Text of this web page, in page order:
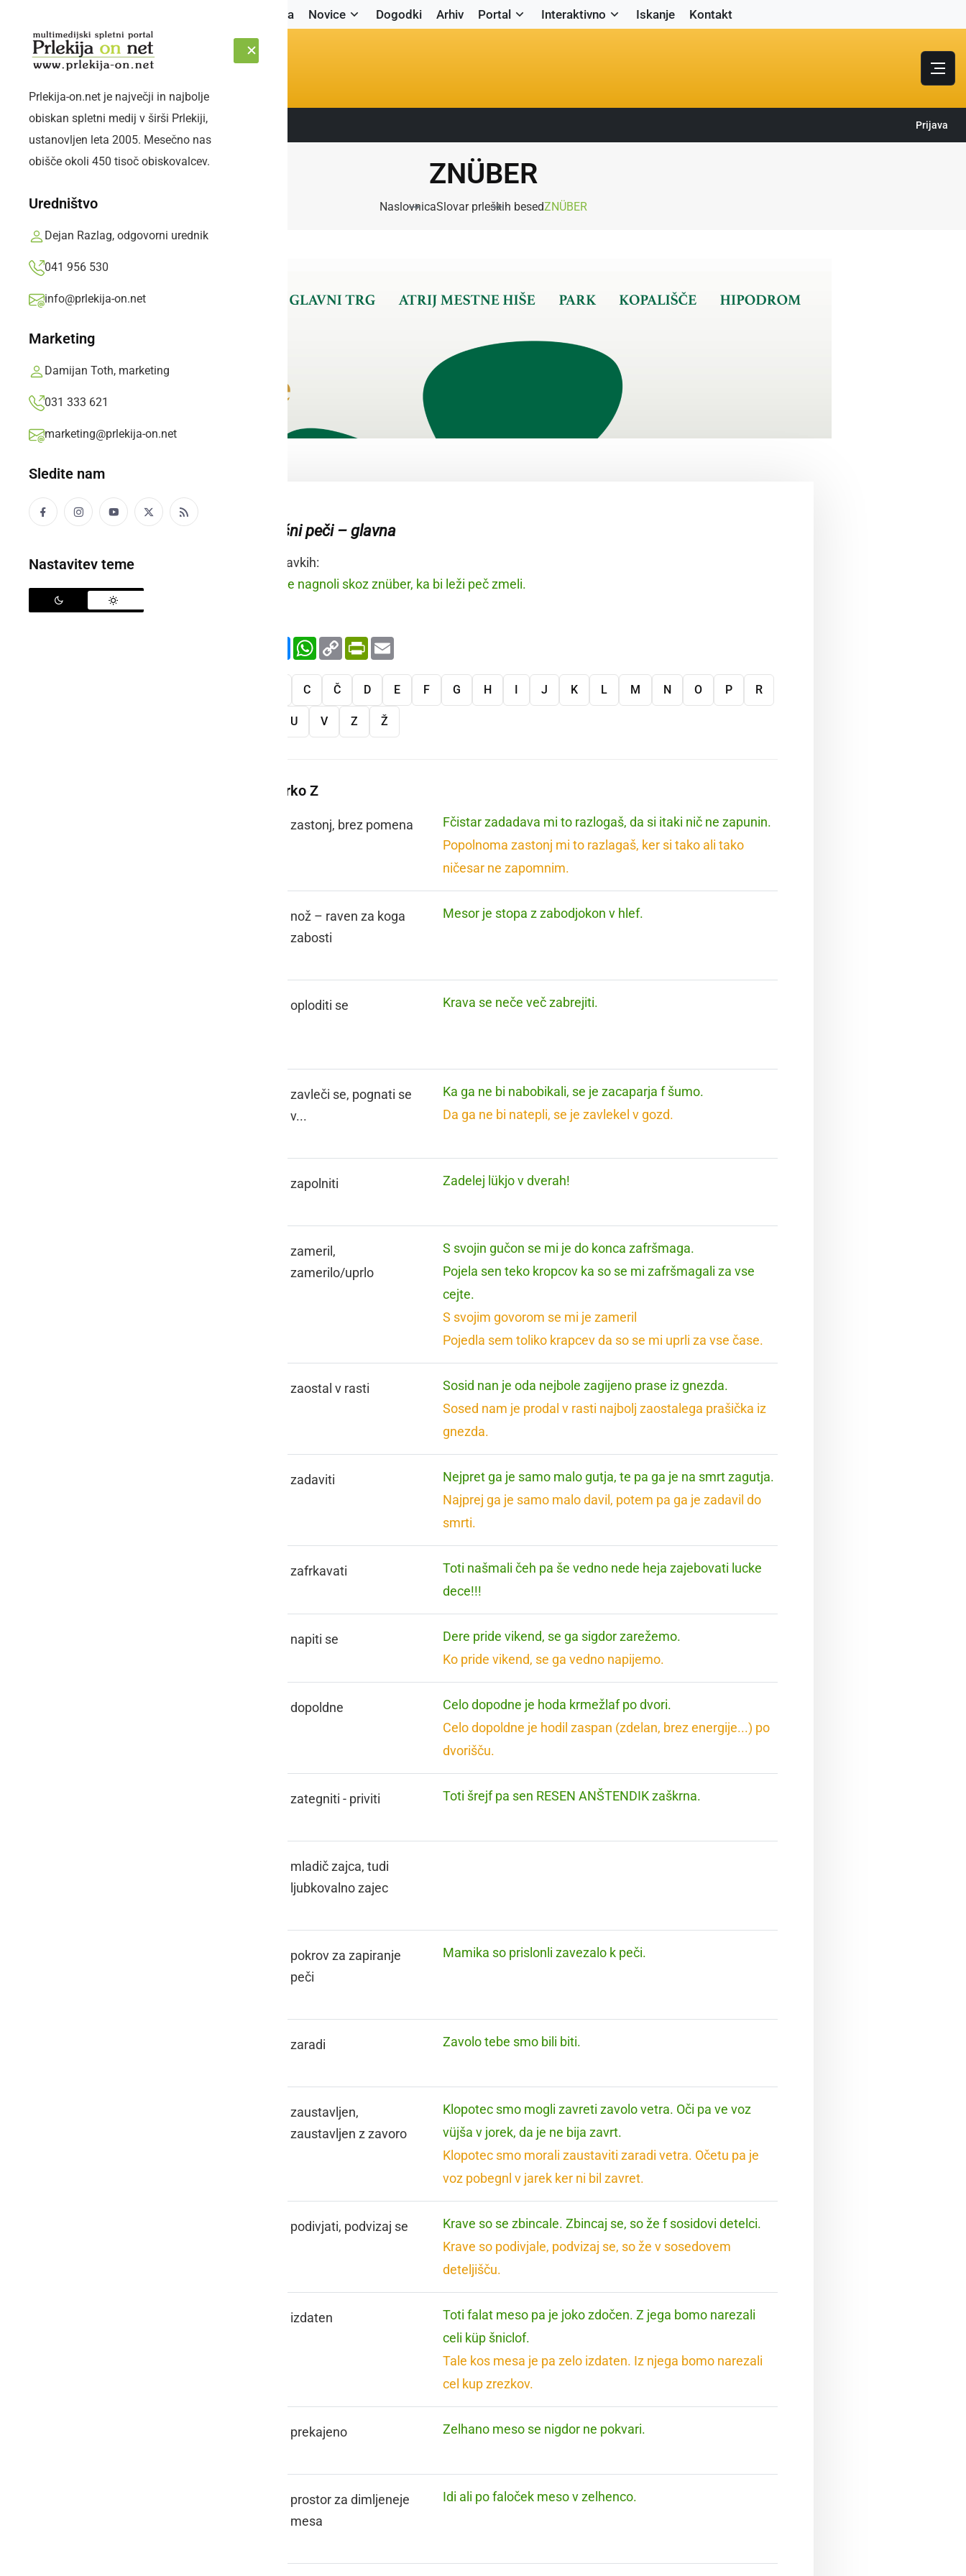
Naslovnica Novice Dogodki Arhiv Portal Interaktivno Iskanje Kontakt
PETEK, 7. AVGUST 2026 Sledite nam: Prijava
Prlekija-on.net je največji in najbolje
obiskan spletni medij v širši Prlekiji,
ustanovljen leta 2005. Mesečno nas
obišče okoli 450 tisoč obiskovalcev.
Uredništvo
Dejan Razlag, odgovorni urednik
041 956 530
info@prlekija-on.net
Marketing
Damijan Toth, marketing
031 333 621
marketing@prlekija-on.net
Sledite nam
Nastavitev teme
ZNÜBER
NaslovnicaSlovar prleških besedZNÜBER
odprtina v krušni peči – glavna
Raba besede v stavkih:
Mati so se nagnoli skoz znüber, ka bi leži peč zmeli.
FacebookMessenger
WhatsApp
Copy
Link
PrintFriendly
C Č D E F G H I J K L M N O P R
U V Z Ž
Več besed na črko Z
zastonj, brez pomena
Fčistar zadadava mi to razlogaš, da si itaki nič ne zapunin.
Popolnoma zastonj mi to razlagaš, ker si tako ali tako
ničesar ne zapomnim.
nož – raven za koga
zabosti
Mesor je stopa z zabodjokon v hlef.
oploditi se Krava se neče več zabrejiti.
zavleči se, pognati se
v...
Ka ga ne bi nabobikali, se je zacaparja f šumo.
Da ga ne bi natepli, se je zavlekel v gozd.
zapolniti Zadelej lükjo v dverah!
zameril,
zamerilo/uprlo
S svojin gučon se mi je do konca zafršmaga.
Pojela sen teko kropcov ka so se mi zafršmagali za vse
cejte.
S svojim govorom se mi je zameril
Pojedla sem toliko krapcev da so se mi uprli za vse čase.
zaostal v rasti
Sosid nan je oda nejbole zagijeno prase iz gnezda.
Sosed nam je prodal v rasti najbolj zaostalega prašička iz
gnezda.
zadaviti
Nejpret ga je samo malo gutja, te pa ga je na smrt zagutja.
Najprej ga je samo malo davil, potem pa ga je zadavil do
smrti.
zafrkavati
Toti našmali čeh pa še vedno nede heja zajebovati lucke
dece!!!
napiti se
Dere pride vikend, se ga sigdor zarežemo.
Ko pride vikend, se ga vedno napijemo.
dopoldne
Celo dopodne je hoda krmežlaf po dvori.
Celo dopoldne je hodil zaspan (zdelan, brez energije...) po
dvorišču.
zategniti - priviti Toti šrejf pa sen RESEN ANŠTENDIK zaškrna.
mladič zajca, tudi
ljubkovalno zajec
pokrov za zapiranje
peči
Mamika so prislonli zavezalo k peči.
zaradi Zavolo tebe smo bili biti.
zaustavljen,
zaustavljen z zavoro
Klopotec smo mogli zavreti zavolo vetra. Oči pa ve voz
vüjša v jorek, da je ne bija zavrt.
Klopotec smo morali zaustaviti zaradi vetra. Očetu pa je
voz pobegnl v jarek ker ni bil zavret.
podivjati, podvizaj se
Krave so se zbincale. Zbincaj se, so že f sosidovi detelci.
Krave so podivjale, podvizaj se, so že v sosedovem
deteljišču.
izdaten
Toti falat meso pa je joko zdočen. Z jega bomo narezali
celi küp šniclof.
Tale kos mesa je pa zelo izdaten. Iz njega bomo narezali
cel kup zrezkov.
prekajeno Zelhano meso se nigdor ne pokvari.
prostor za dimljeneje
mesa
Idi ali po faloček meso v zelhenco.